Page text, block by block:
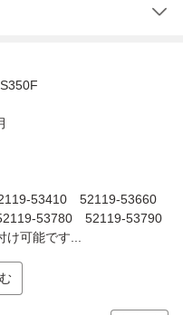
53410 52119-53660
52119-53790
可能です...